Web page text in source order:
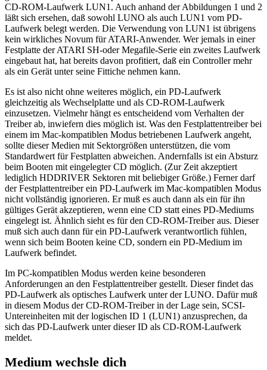
CD-ROM-Laufwerk LUN1. Auch anhand der Abbildungen 1 und 2
läßt sich ersehen, daß sowohl LUNO als auch LUN1 vom PD-
Laufwerk belegt werden. Die Verwendung von LUN1 ist übrigens
kein wirkliches Novum für ATARI-Anwender. Wer jemals in einer
Festplatte der ATARI SH-oder Megafile-Serie ein zweites Laufwerk
eingebaut hat, hat bereits davon profitiert, daß ein Controller mehr
als ein Gerät unter seine Fittiche nehmen kann.
Es ist also nicht ohne weiteres möglich, ein PD-Laufwerk
gleichzeitig als Wechselplatte und als CD-ROM-Laufwerk
einzusetzen. Vielmehr hängt es entscheidend vom Verhalten der
Treiber ab, inwiefern dies möglich ist. Was den Festplattentreiber bei
einem im Mac-kompatiblen Modus betriebenen Laufwerk angeht,
sollte dieser Medien mit Sektorgrößen unterstützen, die vom
Standardwert für Festplatten abweichen. Andernfalls ist ein Absturz
beim Booten mit eingelegter CD möglich. (Zur Zeit akzeptiert
lediglich HDDRIVER Sektoren mit beliebiger Größe.) Ferner darf
der Festplattentreiber ein PD-Laufwerk im Mac-kompatiblen Modus
nicht vollständig ignorieren. Er muß es auch dann als ein für ihn
gültiges Gerät akzeptieren, wenn eine CD statt eines PD-Mediums
eingelegt ist. Ähnlich sieht es für den CD-ROM-Treiber aus. Dieser
muß sich auch dann für ein PD-Laufwerk verantwortlich fühlen,
wenn sich beim Booten keine CD, sondern ein PD-Medium im
Laufwerk befindet.
Im PC-kompatiblen Modus werden keine besonderen
Anforderungen an den Festplattentreiber gestellt. Dieser findet das
PD-Laufwerk als optisches Laufwerk unter der LUNO. Dafür muß
in diesem Modus der CD-ROM-Treiber in der Lage sein, SCSI-
Untereinheiten mit der logischen ID 1 (LUN1) anzusprechen, da
sich das PD-Laufwerk unter dieser ID als CD-ROM-Laufwerk
meldet.
Medium wechsle dich